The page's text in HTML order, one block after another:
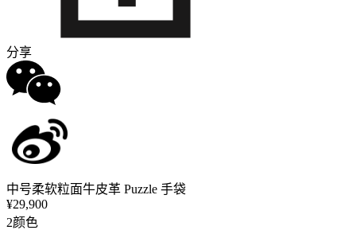
分享
中号柔软粒面牛皮革 Puzzle 手袋
¥29,900
2颜色